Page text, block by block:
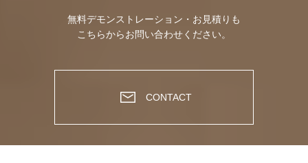
無料デモンストレーション・お見積りも
こちらからお問い合わせください。
CONTACT